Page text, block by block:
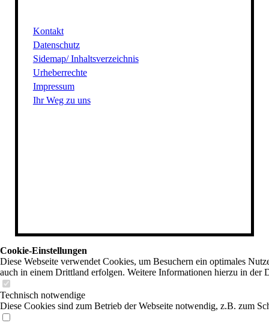
Kontakt
Datenschutz
Sidemap/ Inhaltsverzeichnis
Urheberrechte
Impressum
Ihr Weg zu uns
Cookie-Einstellungen
Diese Webseite verwendet Cookies, um Besuchern ein optimales
auch in einem Drittland erfolgen. Weitere Informationen hierzu in der
Technisch notwendige
Diese Cookies sind zum Betrieb der Webseite notwendig, z.B. zum